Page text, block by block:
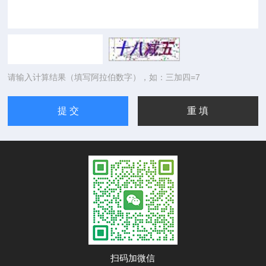
请输入计算结果（填写阿拉伯数字），如：三加四=7
扫码加微信